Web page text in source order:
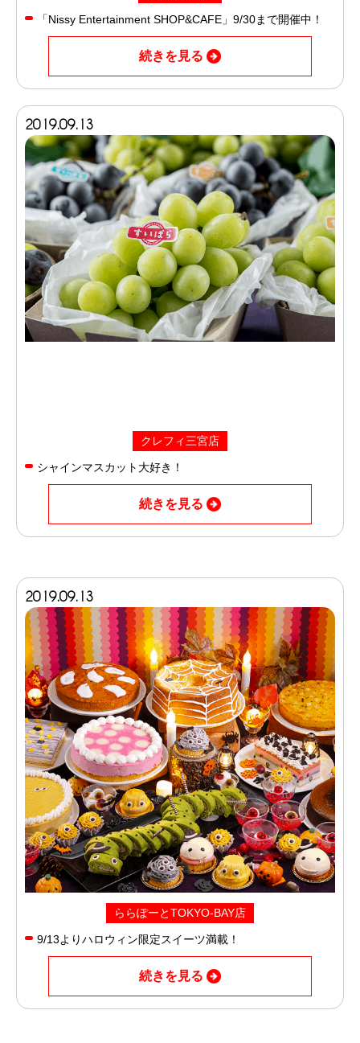
「Nissy Entertainment SHOP&CAFE」9/30まで開催中！
続きを見る
2019.09.13
クレフィ三宮店
シャインマスカット大好き！
続きを見る
2019.09.13
ららぽーとTOKYO-BAY店
9/13よりハロウィン限定スイーツ満載！
続きを見る